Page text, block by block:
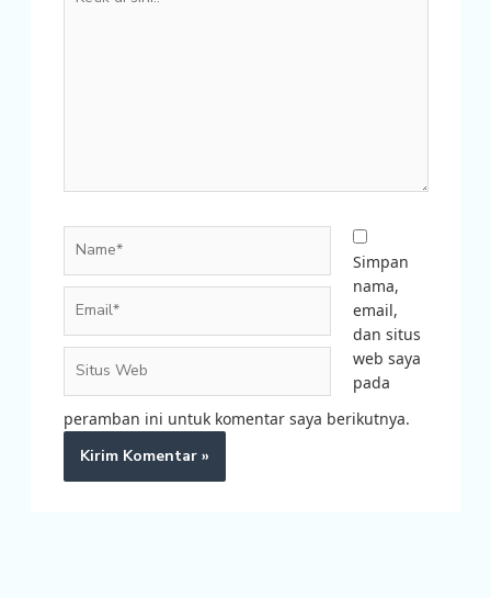
Web
Simpan
nama,
email,
dan situs
web saya
pada
peramban ini untuk komentar saya berikutnya.